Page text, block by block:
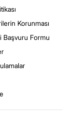
Korunması
Başvuru Formu